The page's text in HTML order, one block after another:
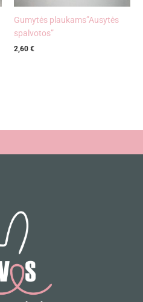
Gumytės plaukams”Ausytės
spalvotos”
2,60 €